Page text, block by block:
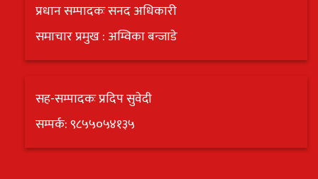
प्रधान सम्पादकः सनद अधिकारी
समाचार प्रमुख : अम्विका बन्जाडे
सह-सम्पादकः प्रदिप सुवेदी
सम्पर्क: ९८५५०५४१३५